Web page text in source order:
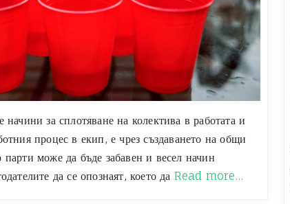
за сплотяване на колектива в работата и
процес в екип, е чрез създаването на общи
може да бъде забавен и весел начин
да се опознаят, което да Read more…